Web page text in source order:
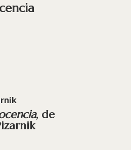
, de